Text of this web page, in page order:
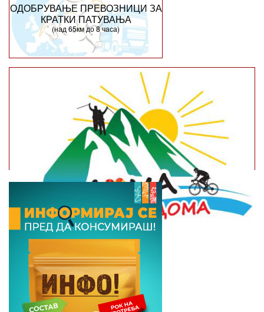
ОДОБРУВАЊЕ ПРЕВОЗНИЦИ ЗА
КРАТКИ ПАТУВАЊА
(над 65км до 8 часа)